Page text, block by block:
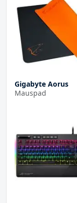
Gigabyte Aorus
Mauspad